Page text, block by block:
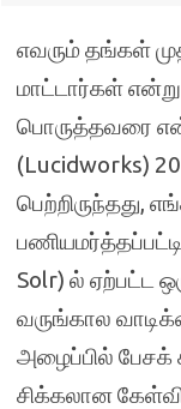
எவரும் தங்கள்
மாட்டார்கள்
பொருத்தவரை
(Lucidworks)
பெற்றிருந்தது,
Solr) ல் ஏற்பட்ட
வருங்கால
அழைப்பில் பேசக்
சிக்கலான